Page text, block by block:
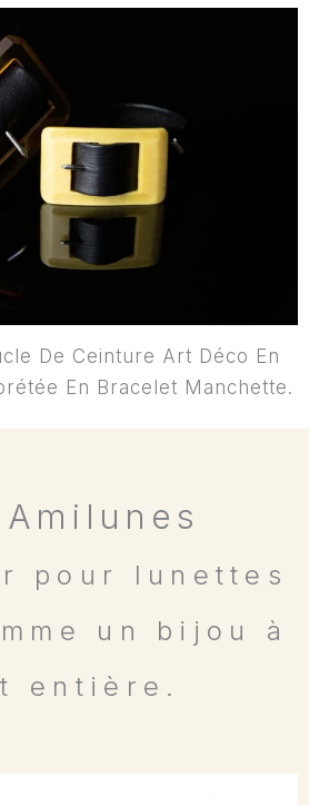
De Ceinture Art Déco En
En Bracelet Manchette.
pour lunettes
un bijou à
entière.